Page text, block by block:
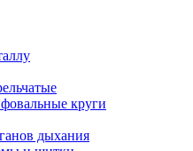
круги
дыхания